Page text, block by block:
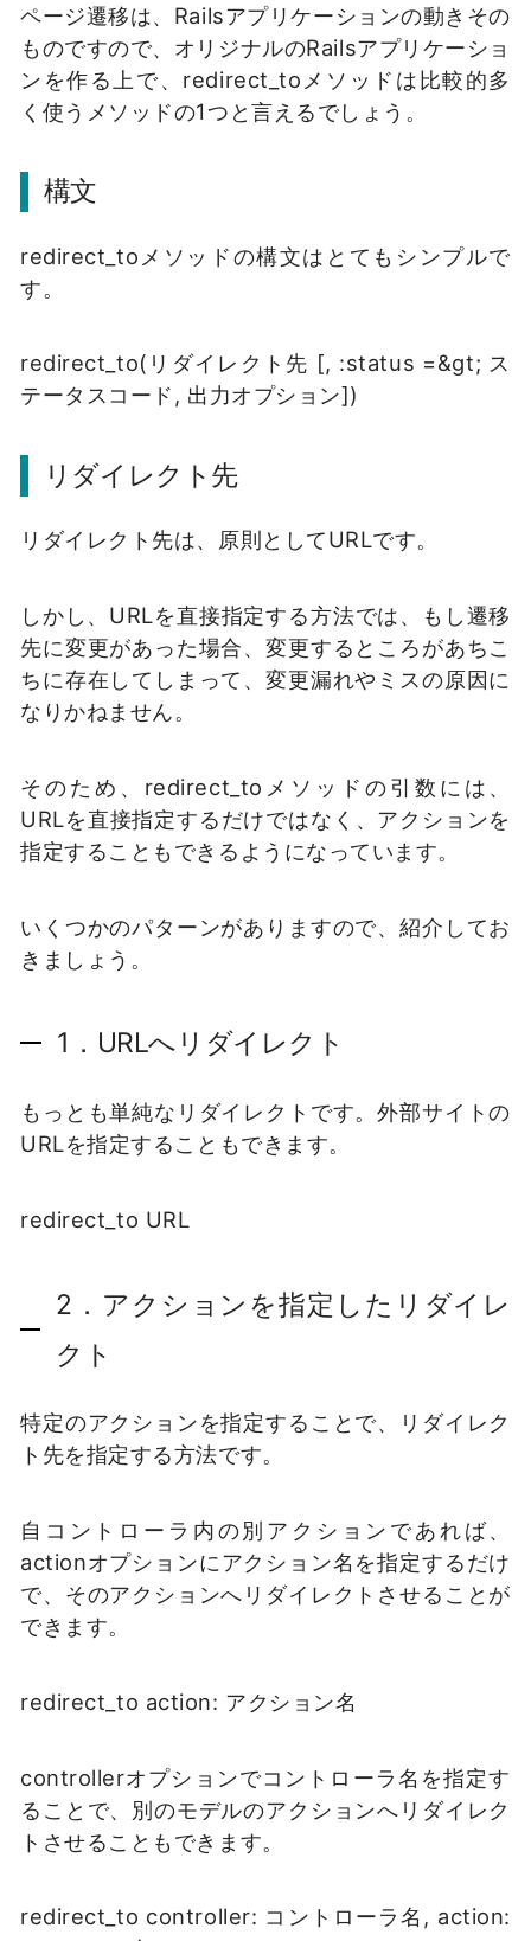
ページ遷移は、Railsアプリケーションの動きその
ものですので、オリジナルのRailsアプリケーショ
ンを作る上で、redirect_toメソッドは比較的多
く使うメソッドの1つと言えるでしょう。
構文
redirect_toメソッドの構文はとてもシンプルで
す。
redirect_to(リダイレクト先 [, :status =&gt; ス
テータスコード, 出力オプション])
リダイレクト先
リダイレクト先は、原則としてURLです。
しかし、URLを直接指定する方法では、もし遷移
先に変更があった場合、変更するところがあちこ
ちに存在してしまって、変更漏れやミスの原因に
なりかねません。
そのため、redirect_toメソッドの引数には、
URLを直接指定するだけではなく、アクションを
指定することもできるようになっています。
いくつかのパターンがありますので、紹介してお
きましょう。
1．URLへリダイレクト
もっとも単純なリダイレクトです。外部サイトの
URLを指定することもできます。
redirect_to URL
2．アクションを指定したリダイレ
クト
特定のアクションを指定することで、リダイレク
ト先を指定する方法です。
自コントローラ内の別アクションであれば、
actionオプションにアクション名を指定するだけ
で、そのアクションへリダイレクトさせることが
できます。
redirect_to action: アクション名
controllerオプションでコントローラ名を指定す
ることで、別のモデルのアクションへリダイレク
トさせることもできます。
redirect_to controller: コントローラ名, action: